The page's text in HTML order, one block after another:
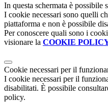
In questa schermata è possibile
I cookie necessari sono quelli
piattaforma e non è possibile
Per conoscere quali sono i
visionare la COOKIE
Cookie necessari per il
I cookie necessari per il
disabilitati. È possibile
policy.